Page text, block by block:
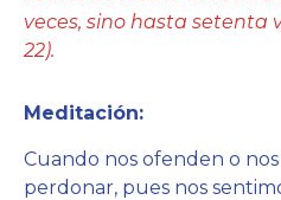
veces, sino hasta setenta
22).
Meditación:
Cuando nos ofenden o
perdonar, pues nos